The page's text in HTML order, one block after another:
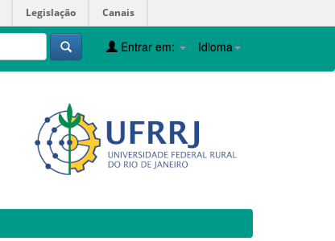
Legislação Canais
Idioma
Entrar em: